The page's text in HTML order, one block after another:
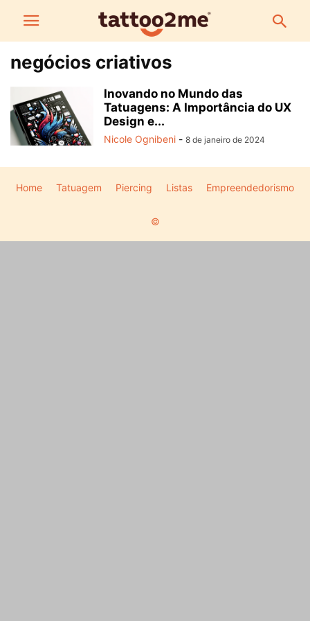
negócios criativos
Inovando no Mundo das
Tatuagens: A Importância do UX
Design e...
Nicole Ognibeni - 8 de janeiro de 2024
Home Tatuagem Piercing Listas Empreendedorismo
©